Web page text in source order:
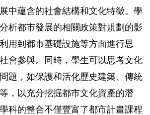
中蘊含的社會結構和文化特徵。學
析都市發展的相關政策對規劃的影
用到都市基礎設施等方面進行思
會參與。同時，學生可以思考文化
題，如保護和活化歷史建築、傳統
，以充分挖掘都市文化資產的潛
科的整合不僅豐富了都市計畫課程